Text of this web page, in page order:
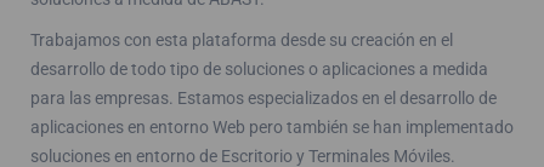
Trabajamos con esta plataforma desde su creación en el
desarrollo de todo tipo de soluciones o aplicaciones a medida
para las empresas. Estamos especializados en el desarrollo de
aplicaciones en entorno Web pero también se han implementado
soluciones en entorno de Escritorio y Terminales Móviles.